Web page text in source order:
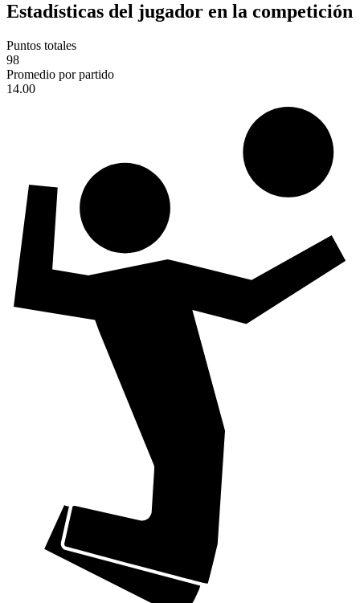
Estadísticas del jugador en la competición
Puntos totales
98
Promedio por partido
14.00